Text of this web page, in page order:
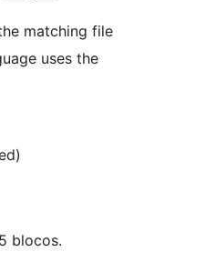
matching file
uses the
blocos.